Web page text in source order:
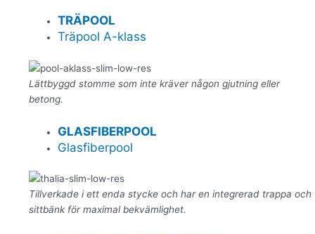
TRÄPOOL
Träpool A-klass
Lättbyggd stomme som inte kräver någon gjutning eller
betong.
GLASFIBERPOOL
Glasfiberpool
Tillverkade i ett enda stycke och har en integrerad trappa och
sittbänk för maximal bekvämlighet.